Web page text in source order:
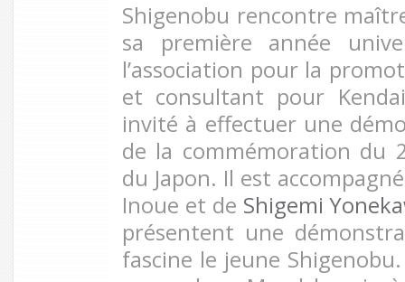
Shigenobu rencontre
sa première année
l’association pour la
et consultant pour
invité à effectuer une
de la commémoration du
du Japon. Il est
Inoue et de Shigemi
présentent une
fascine le jeune